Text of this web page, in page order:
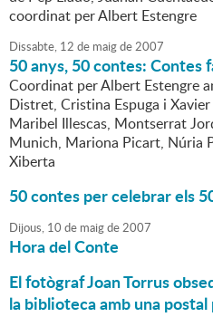
coordinat per Albert Estengre
Dissabte, 12 de maigde2007
50 anys, 50 contes: Contes
Coordinat per Albert Estengre
Distret, Cristina Espuga i
Maribel Illescas, Montserrat
Munich, Mariona Picart, Núria
Xiberta
50 contes per celebrar els
Dijous, 10 de maigde2007
Hora del Conte
El fotògraf Joan Torrus
la biblioteca amb una postal